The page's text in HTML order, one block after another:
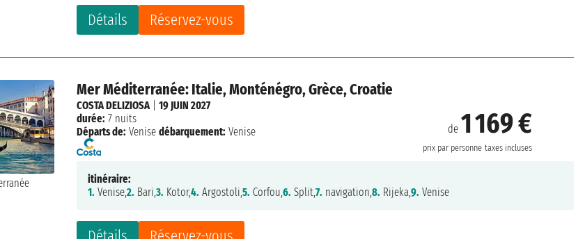
Détails Réservez-vous
Mer Méditerranée: Italie, Monténégro, Grèce, Croatie
de 1 169 €
prix par personne taxes incluses
COSTA DELIZIOSA|19 JUIN 2027
durée: 7 nuits
Départs de: Venise débarquement: Venise
itinéraire:
1. Venise,2. Bari,3. Kotor,4. Argostoli,5. Corfou,6. Split,7. navigation,8. Rijeka,9. Venise